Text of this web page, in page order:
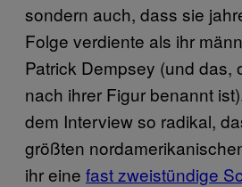
sondern auch, dass sie
Folge verdiente als ihr
Patrick Dempsey (und das,
nach ihrer Figur benannt
dem Interview so radikal,
größten
ihr eine fast zweistündige